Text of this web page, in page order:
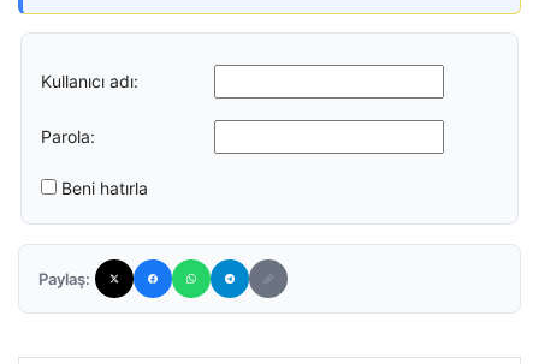
Kullanıcı adı:
Parola:
Beni hatırla
Paylaş: